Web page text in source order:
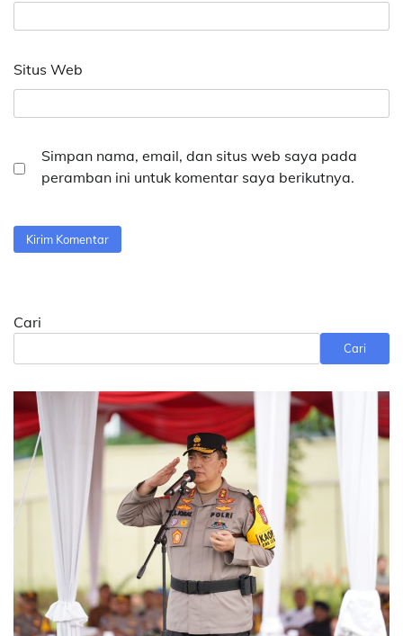
Situs Web
Simpan nama, email, dan situs web saya pada
peramban ini untuk komentar saya berikutnya.
Cari
Cari